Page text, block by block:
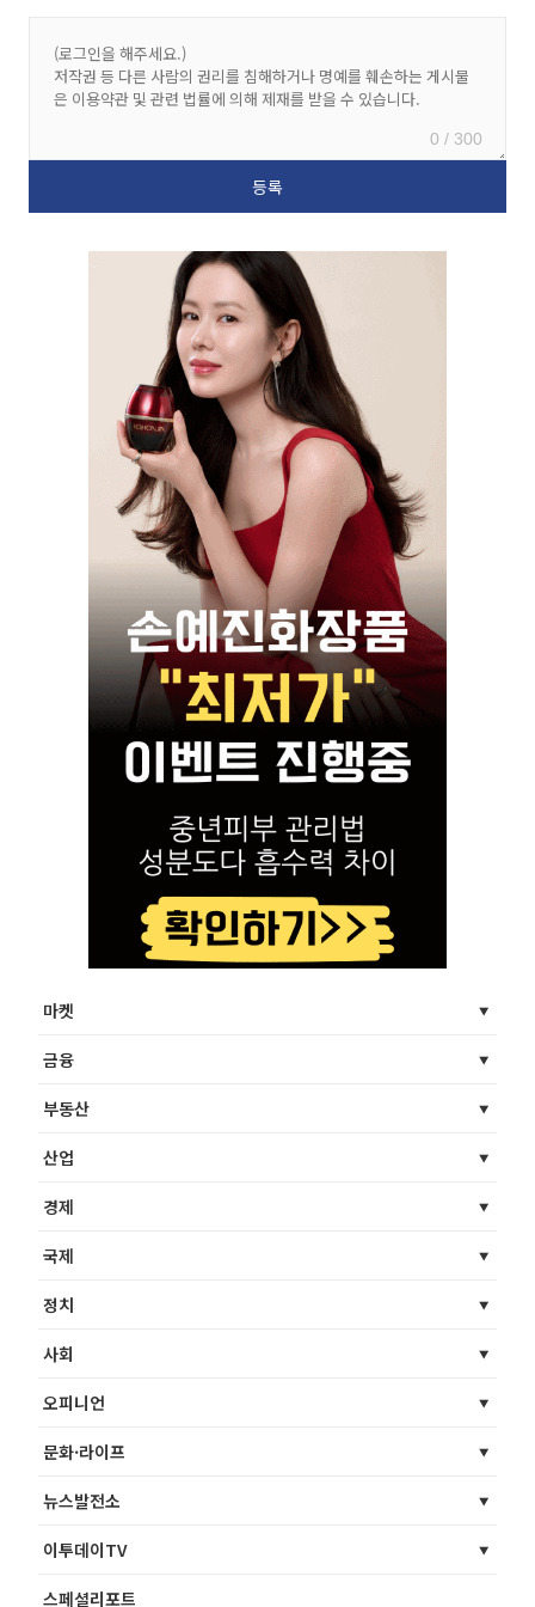
0 / 300
마켓
금융
부동산
산업
경제
국제
정치
사회
오피니언
문화·라이프
뉴스발전소
이투데이TV
스페셜리포트